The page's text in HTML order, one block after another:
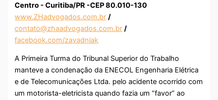
Centro - Curitiba/PR -CEP 80.010-130
www.ZHadvogados.com.br /
contato@zhaadvogados.com.br /
facebook.com/zavadniak
A Primeira Turma do Tribunal Superior do Trabalho
manteve a condenação da ENECOL Engenharia Elétrica
e de Telecomunicações Ltda. pelo acidente ocorrido com
um motorista-eletricista quando fazia um “favor” ao